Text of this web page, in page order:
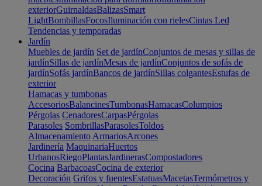
exteriorGuirnaldasBalizasSmart
LightBombillasFocosIluminación con rielesCintas Led
Tendencias y temporadas
Jardín
Muebles de jardín Set de jardínConjuntos de mesas y sillas de
jardínSillas de jardínMesas de jardínConjuntos de sofás de
jardínSofás jardínBancos de jardínSillas colgantesEstufas de
exterior
Hamacas y tumbonas
AccesoriosBalancinesTumbonasHamacasColumpios
Pérgolas CenadoresCarpasPérgolas
Parasoles SombrillasParasolesToldos
Almacenamiento ArmariosArcones
Jardinería MaquinariaHuertos
UrbanosRiegoPlantasJardinerasCompostadores
Cocina BarbacoasCocina de exterior
Decoración Grifos y fuentesEstatuasMacetasTermómetros y